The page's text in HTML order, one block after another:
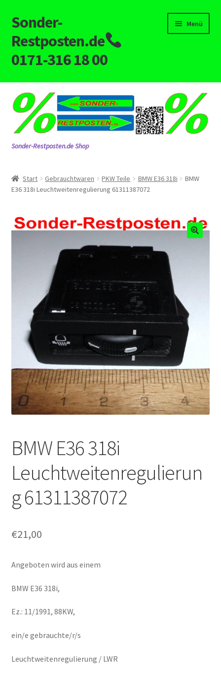
Zur
Navigation
springen
Zum
Inhalt
springen
Sonder-
Restposten.de
0171-316 18 00
Menü
Start
AGB
Alle Kategorien
Kasse
Warenkorb
Sonder-Restposten.de Shop
Start Gebrauchtwaren PKW Teile BMW E36 318i
BMW
E36 318i Leuchtweitenregulierung 61311387072
BMW E36 318i
Leuchtweitenregulierun
g 61311387072
€21,00
Angeboten wird aus einem
BMW E36 318i,
Ez.: 11/1991, 88KW,
ein/e gebrauchte/r/s
Leuchtweitenregulierung / LWR